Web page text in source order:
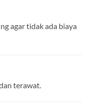
agar tidak ada biaya
terawat.